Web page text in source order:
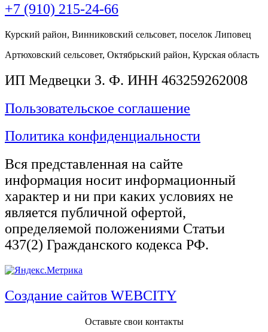
+7 (910) 215-24-66
Курский район, Винниковский сельсовет, поселок Липовец
Артюховский сельсовет, Октябрьский район, Курская область
ИП Медвецки З. Ф. ИНН 463259262008
Пользовательское соглашение
Политика конфиденциальности
Вся представленная на сайте
информация носит информационный
характер и ни при каких условиях не
является публичной офертой,
определяемой положениями Статьи
437(2) Гражданского кодекса РФ.
Создание сайтов WEBCITY
Оставьте свои контакты